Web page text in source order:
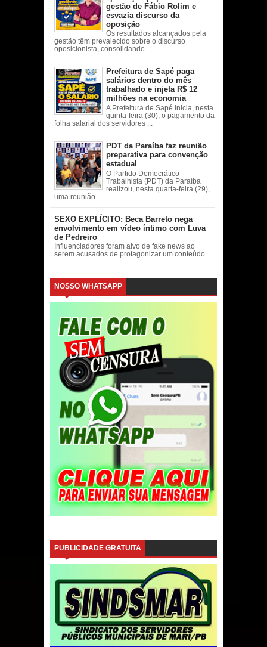
gestão de Fábio Rolim e
esvazia discurso da
oposição
Os resultados alcançados pela
gestão têm prevalecido sobre o discurso
oposicionista, consolidando ...
Prefeitura de Sapé paga
salários dentro do mês
trabalhado e injeta R$ 12
milhões na economia
A Prefeitura de Sapé inicia, nesta
quinta-feira (30), o pagamento da
folha salarial dos servidores ...
PDT da Paraíba faz reunião
preparativa para convenção
estadual
O Partido Democrático
Trabalhista (PDT) da Paraíba
realizou, nesta quarta-feira (29),
uma reunião ...
SEXO EXPLÍCITO: Beca Barreto nega
envolvimento em vídeo íntimo com Luva
de Pedreiro
Influenciadores foram alvo de fake news ao
serem acusados de protagonizar um conteúdo ...
NOSSO WHATSAPP
PUBLICIDADE GRATUITA